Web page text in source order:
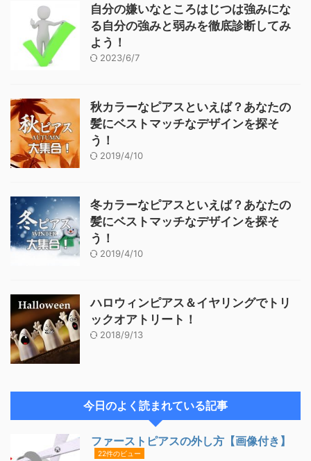
自分の嫌いなところはじつは強みにな
る自分の強みと弱みを徹底診断してみ
よう！
2023/6/7
秋カラーなピアスといえば？あなたの
髪にベストマッチなデザインを探そ
う！
2019/4/10
冬カラーなピアスといえば？あなたの
髪にベストマッチなデザインを探そ
う！
2019/4/10
ハロウィンピアス＆イヤリングでトリ
ックオアトリート！
2018/9/13
今日のよく読まれている記事
ファーストピアスの外し方【画像付き】
22件のビュー